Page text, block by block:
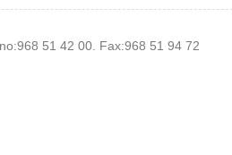
51 42 00. Fax:968 51 94 72